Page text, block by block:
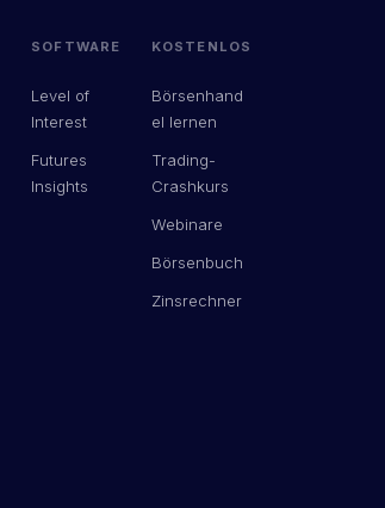
SOFTWARE
Level of
Interest
Futures
Insights
KOSTENLOS
Börsenhand
el lernen
Trading-
Crashkurs
Webinare
Börsenbuch
Zinsrechner